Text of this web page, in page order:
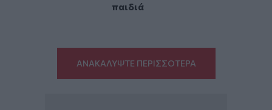
παιδιά
ΑΝΑΚΑΛΥΨΤΕ ΠΕΡΙΣΣΟΤΕΡΑ